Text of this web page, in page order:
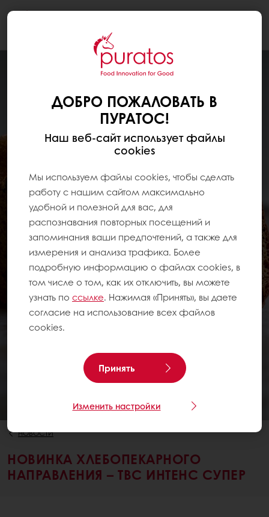
НОВОСТИ
НОВИНКА ХЛЕБОПЕКАРНОГО
НАПРАВЛЕНИЯ – ТВС ИНТЕНС СУПЕР
ДОБРО ПОЖАЛОВАТЬ В
ПУРАТОС!
Наш веб-сайт использует файлы
cookies
Мы используем файлы cookies, чтобы сделать
работу с нашим сайтом максимально
удобной и полезной для вас, для
распознавания повторных посещений и
запоминания ваши предпочтений, а также для
измерения и анализа трафика. Более
подробную информацию о файлах cookies, в
том числе о том, как их отключить, вы можете
узнать по ссылке. Нажимая «Принять», вы даете
согласие на использование всех файлов
cookies.
Принять
Изменить настройки